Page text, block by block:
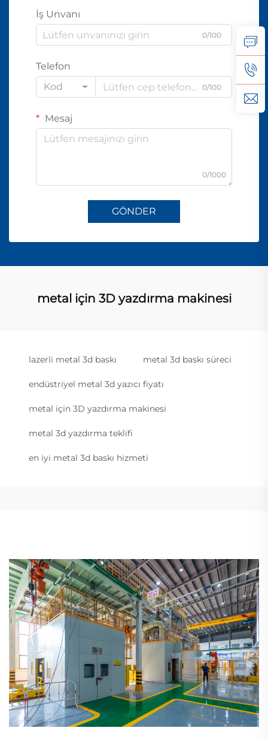
İş Unvanı
0/100
Telefon
Kod
0/100
Mesaj
0/1000
GÖNDER
metal için 3D yazdırma makinesi
lazerli metal 3d baskı metal 3d baskı süreci
endüstriyel metal 3d yazıcı fiyatı
metal için 3D yazdırma makinesi
metal 3d yazdırma teklifi
en iyi metal 3d baskı hizmeti